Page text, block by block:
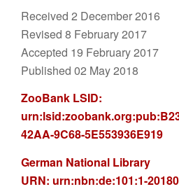
Received 2 December 2016
Revised 8 February 2017
Accepted 19 February 2017
Published 02 May 2018
ZooBank LSID:
42AA-9C68-5E553936E919
German National Library
URN: urn:nbn:de:101:1-